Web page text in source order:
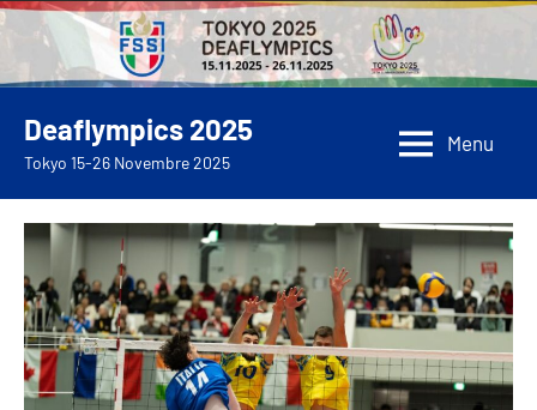
Vai
contenuto
Deaflympics 2025
Tokyo 15-26 Novembre 2025
Menu